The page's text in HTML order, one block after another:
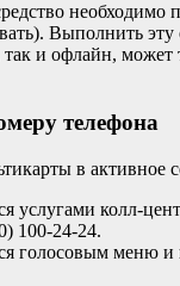
необходимо
Выполнить
и офлайн, может
телефона
в активное
услугами колл-
100-24-24.
голосовым меню